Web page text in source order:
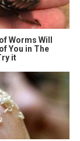
Worms Will
You in The
it